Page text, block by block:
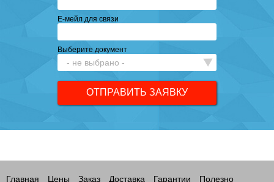
Е-мейл для связи
Выберите документ
Главная Цены Заказ Доставка Гарантии
Полезно